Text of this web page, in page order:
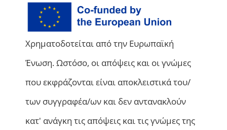
Χρηματοδοτείται από την Ευρωπαϊκή
Ένωση. Ωστόσο, οι απόψεις και οι γνώμες
που εκφράζονται είναι αποκλειστικά του/
των συγγραφέα/ων και δεν αντανακλούν
κατ' ανάγκη τις απόψεις και τις γνώμες της